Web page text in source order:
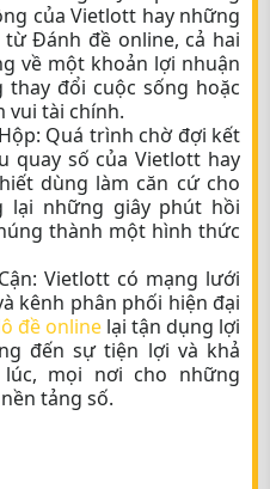
của Vietlott hay những
Đánh đề online, cả hai
về một khoản lợi nhuận
đổi cuộc sống hoặc
vui tài chính.
Quá trình chờ đợi kết
quay số của Vietlott hay
dùng làm căn cứ cho
lại những giây phút hồi
thành một hình thức
Vietlott có mạng lưới
kênh phân phối hiện đại
đề online lại tận dụng lợi
đến sự tiện lợi và khả
mọi nơi cho những
tảng số.